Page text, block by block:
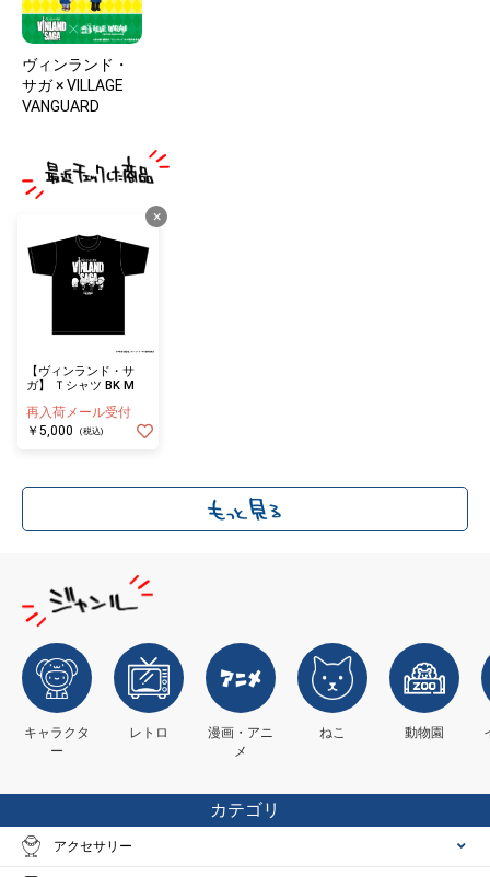
ヴィンランド・
サガ × VILLAGE
VANGUARD
×
【ヴィンランド・サ
ガ】 Ｔシャツ BK M
再入荷メール受付
￥5,000
(税込)
キャラクタ
ー
レトロ
漫画・アニ
メ
ねこ 動物園
カテゴリ
アクセサリー